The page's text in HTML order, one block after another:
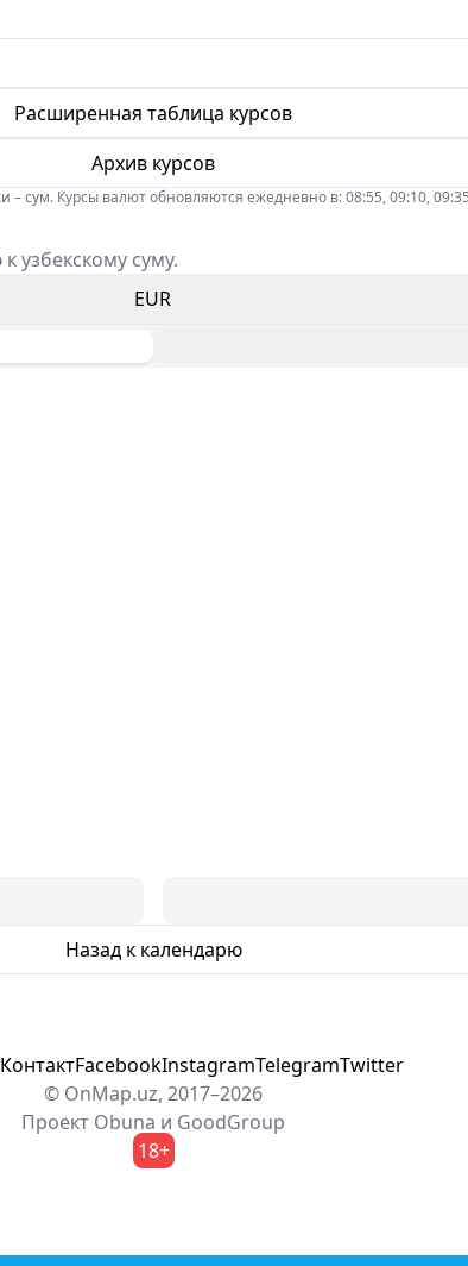
Расширенная таблица курсов
Архив курсов
– сум. Курсы валют обновляются ежедневно в: 08:55, 09:10,
узбекскому суму.
EUR
Назад к календарю
КонтактFacebookInstagramTelegramTwitter
© OnMap.uz, 2017–2026
Проект Obuna и GoodGroup
18+